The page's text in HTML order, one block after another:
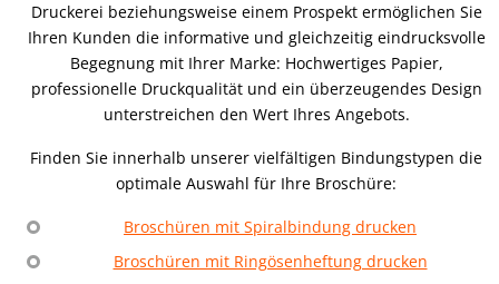
Druckerei beziehungsweise einem Prospekt ermöglichen Sie
Ihren Kunden die informative und gleichzeitig eindrucksvolle
Begegnung mit Ihrer Marke: Hochwertiges Papier,
professionelle Druckqualität und ein überzeugendes Design
unterstreichen den Wert Ihres Angebots.
Finden Sie innerhalb unserer vielfältigen Bindungstypen die
optimale Auswahl für Ihre Broschüre:
Broschüren mit Spiralbindung drucken
Broschüren mit Ringösenheftung drucken